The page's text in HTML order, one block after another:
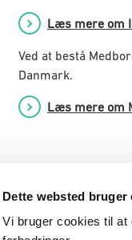
Dette websted bruger
Vi bruger cookies til at
Læs mere om
Ved at bestå
Danmark.
Læs mere om